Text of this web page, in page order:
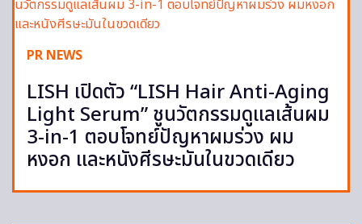
PR NEWS
LISH เปิดตัว “LISH Hair Anti-Aging
Light Serum” ชูนวัตกรรมดูแลเส้นผม
3-in-1 ตอบโจทย์ปัญหาผมร่วง ผม
หงอก และหนังศีรษะมันในขวดเดียว